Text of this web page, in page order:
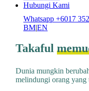
Hubungi Kami
Whatsapp +6017
BM|EN
Takaful
Dunia mungkin
melindungi orang yang